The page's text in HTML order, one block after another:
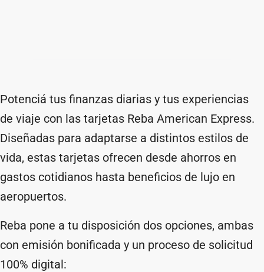
Potenciá tus finanzas diarias y tus experiencias
de viaje con las tarjetas Reba American Express.
Diseñadas para adaptarse a distintos estilos de
vida, estas tarjetas ofrecen desde ahorros en
gastos cotidianos hasta beneficios de lujo en
aeropuertos.
Reba pone a tu disposición dos opciones, ambas
con emisión bonificada y un proceso de solicitud
100% digital: